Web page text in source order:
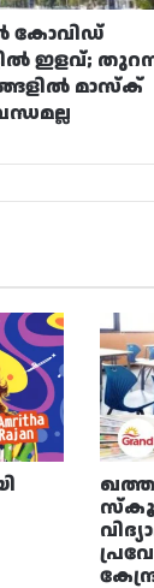
കോവിഡ്
ഇളവ്;
മാസ്‌ക്